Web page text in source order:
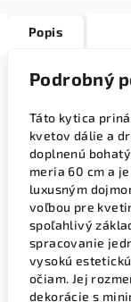
Popis
Podrobný
Táto kytica
kvetov dálie a
doplnenú
meria 60 cm a
luxusným
voľbou pre
spoľahlivý
spracovanie
vysokú
očiam. Jej
dekorácie s